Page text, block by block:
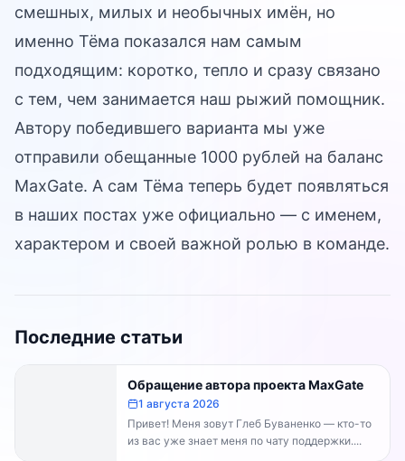
смешных, милых и необычных имён, но
именно Тёма показался нам самым
подходящим: коротко, тепло и сразу связано
с тем, чем занимается наш рыжий помощник.
Автору победившего варианта мы уже
отправили обещанные 1000 рублей на баланс
MaxGate. А сам Тёма теперь будет появляться
в наших постах уже официально — с именем,
характером и своей важной ролью в команде.
Последние статьи
Обращение автора проекта MaxGate
1 августа 2026
Привет! Меня зовут Глеб Буваненко — кто-то
из вас уже знает меня по чату поддержки....